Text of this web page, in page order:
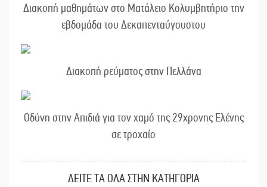
Διακοπή μαθημάτων στο Ματάλειο Κολυμβητήριο την
εβδομάδα του Δεκαπενταύγουστου
Διακοπή ρεύματος στην Πελλάνα
Οδύνη στην Απιδιά για τον χαμό της 29χρονης Ελένης
σε τροχαίο
ΔΕΙΤΕ ΤΑ ΟΛΑ ΣΤΗΝ ΚΑΤΗΓΟΡΙΑ